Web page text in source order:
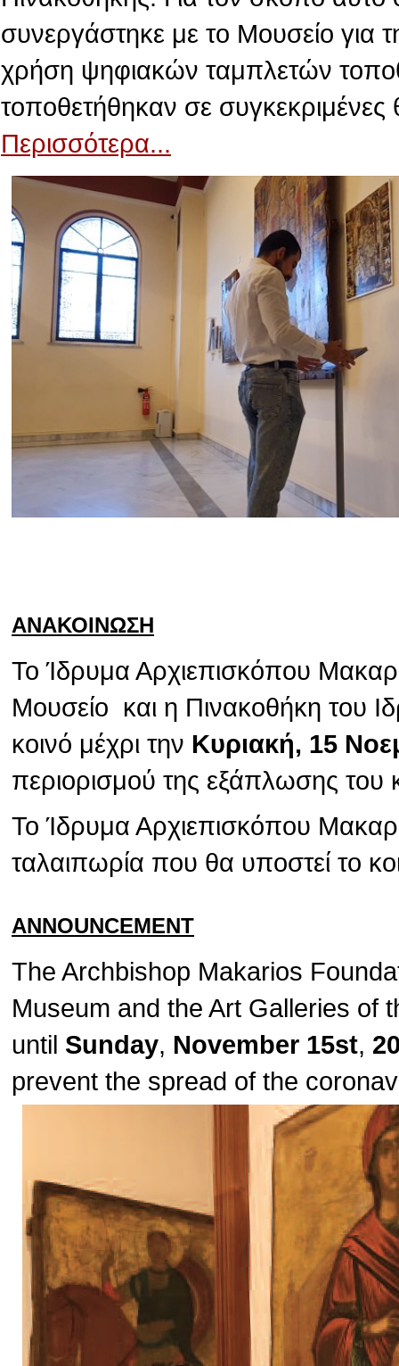
συνεργάστηκε με το Μουσείο για
χρήση ψηφιακών ταμπλετών
τοποθετήθηκαν σε
Περισσότερα...
ΑΝΑΚΟΙΝΩΣΗ
Το Ίδρυμα Αρχιεπισκόπου
Μουσείο και η Πινακοθήκη του
κοινό μέχρι την Κυριακή, 15
περιορισμού της εξάπλωσης του
Το Ίδρυμα Αρχιεπισκόπου
ταλαιπωρία που θα υποστεί το
ANNOUNCEMENT
The Archbishop Makarios
Museum and the Art Galleries of
until Sunday, November 15st,
prevent the spread of the